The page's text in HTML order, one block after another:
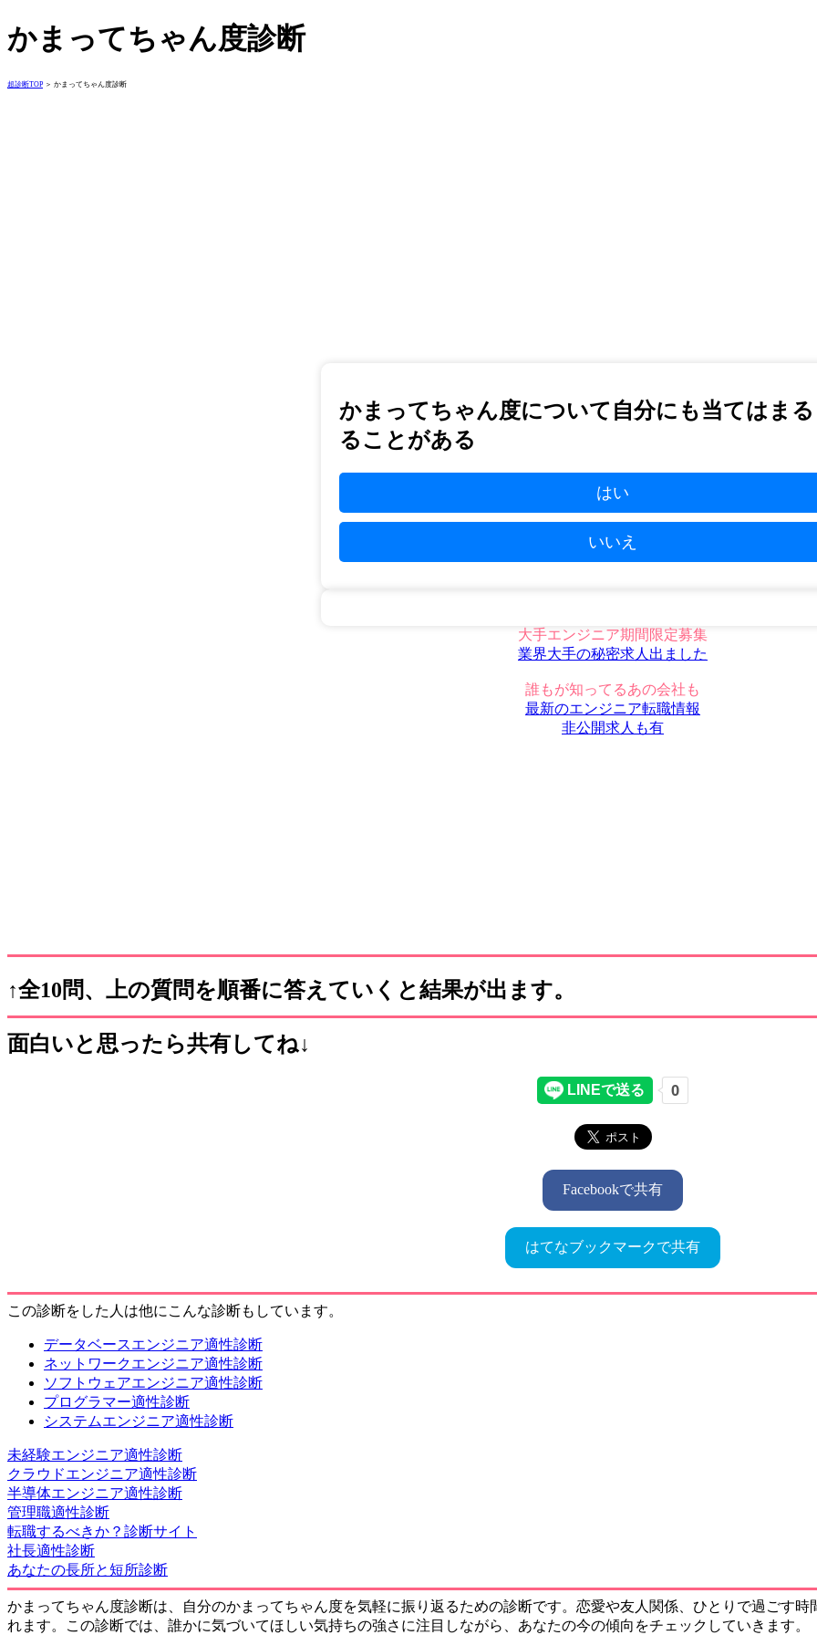
かまってちゃん度診断
超診断TOP ＞ かまってちゃん度診断
かまってちゃん度について自分にも当てはま
ることがある
はい
いいえ
大手エンジニア期間限定募集
業界大手の秘密求人出ました
誰もが知ってるあの会社も
最新のエンジニア転職情報
非公開求人も有
↑全10問、上の質問を順番に答えていくと結果が出ます。
面白いと思ったら共有してね↓
Facebookで共有
はてなブックマークで共有
この診断をした人は他にこんな診断もしています。
データベースエンジニア適性診断
ネットワークエンジニア適性診断
ソフトウェアエンジニア適性診断
プログラマー適性診断
システムエンジニア適性診断
未経験エンジニア適性診断
クラウドエンジニア適性診断
半導体エンジニア適性診断
管理職適性診断
転職するべきか？診断サイト
社長適性診断
あなたの長所と短所診断
かまってちゃん度診断は、自分のかまってちゃん度を気軽に振り返るための診断です。恋愛や友人関係、ひとりで過ごす
れます。この診断では、誰かに気づいてほしい気持ちの強さに注目しながら、あなたの今の傾向をチェックしていきます。